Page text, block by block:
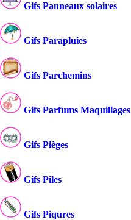
Gifs Panneaux solaires
Gifs Parapluies
Gifs Parchemins
Gifs Parfums Maquillages
Gifs Pièges
Gifs Piles
Gifs Piqures